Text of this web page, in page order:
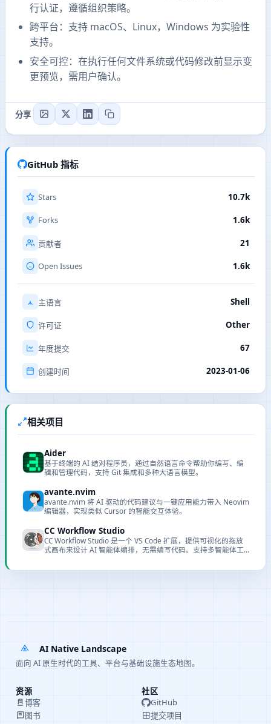
行认证，遵循组织策略。
跨平台：支持 macOS、Linux，Windows 为实验性
支持。
安全可控：在执行任何文件系统或代码修改前显示变
更预览，需用户确认。
分享
GitHub 指标
Stars 10.7k
Forks 1.6k
贡献者 21
Open Issues 1.6k
主语言 Shell
许可证 Other
年度提交 67
创建时间 2023-01-06
相关项目
Aider
基于终端的 AI 结对程序员，通过自然语言命令帮助你编写、编
辑和管理代码，支持 Git 集成和多种大语言模型。
avante.nvim
avante.nvim 将 AI 驱动的代码建议与一键应用能力带入 Neovim
编辑器，实现类似 Cursor 的智能交互体验。
CC Workflow Studio
CC Workflow Studio 是一个 VS Code 扩展，提供可视化的拖放
式画布来设计 AI 智能体编排，无需编写代码。支持多智能体工
AI Native Landscape
面向 AI 原生时代的工具、平台与基础设施生态地图。
资源
博客
图书
社区
GitHub
提交项目